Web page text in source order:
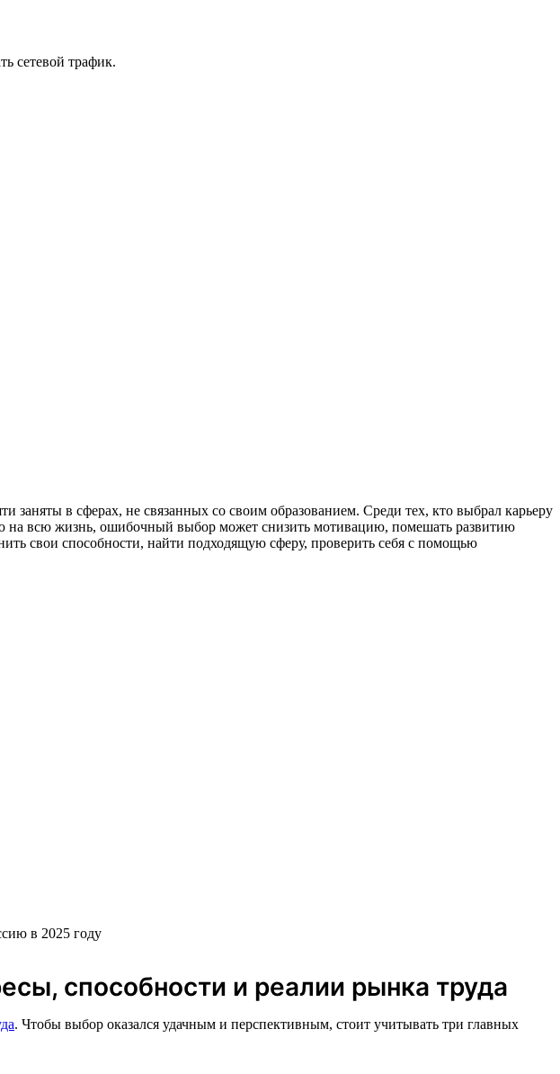
сетевой трафик.
заняты в сферах, не связанных со своим образованием. Среди тех, кто выбрал карьеру
на всю жизнь, ошибочный выбор может снизить мотивацию, помешать развитию
свои способности, найти подходящую сферу, проверить себя с помощью
способности и реалии рынка труда
. Чтобы выбор оказался удачным и перспективным, стоит учитывать три главных